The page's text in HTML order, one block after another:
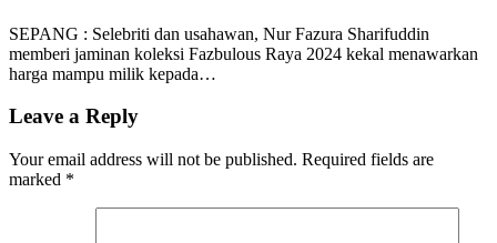
SEPANG : Selebriti dan usahawan, Nur Fazura Sharifuddin
memberi jaminan koleksi Fazbulous Raya 2024 kekal menawarkan
harga mampu milik kepada…
Leave a Reply
Your email address will not be published. Required fields are
marked *